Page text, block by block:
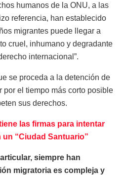
humanos de la ONU, a las
referencia, han establecido
migrantes puede llegar a
cruel, inhumano y degradante
internacional”.
se proceda a la detención de
por el tiempo más corto posible
sus derechos.
las firmas para intentar
“Ciudad Santuario”
siempre han
migratoria es compleja y